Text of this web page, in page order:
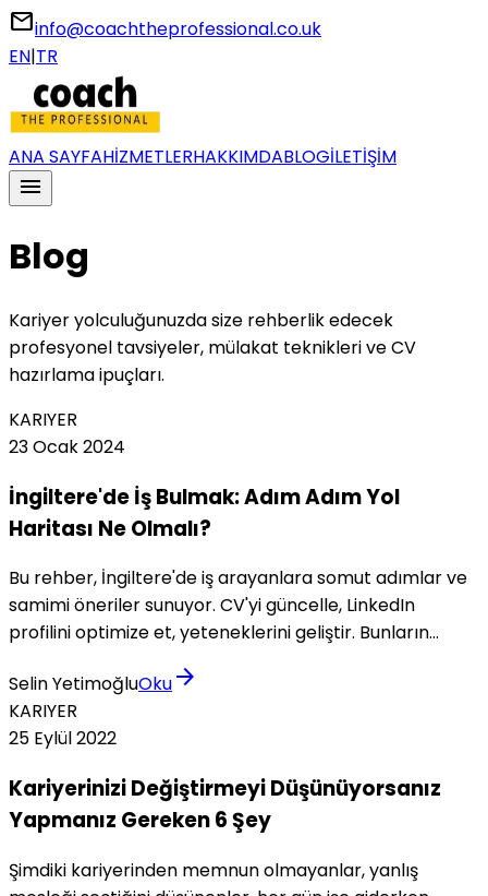
emailinfo@coachtheprofessional.co.uk
EN|TR
ANA SAYFAHİZMETLERHAKKIMDABLOGİLETİŞİM
menu
Blog
Kariyer yolculuğunuzda size rehberlik edecek
profesyonel tavsiyeler, mülakat teknikleri ve CV
hazırlama ipuçları.
KARIYER
23 Ocak 2024
İngiltere'de İş Bulmak: Adım Adım Yol
Haritası Ne Olmalı?
Bu rehber, İngiltere'de iş arayanlara somut adımlar ve
samimi öneriler sunuyor. CV'yi güncelle, LinkedIn
profilini optimize et, yeteneklerini geliştir. Bunların
önerileri not etmeyi unutma.
Selin YetimoğluOkuarrow_forward
KARIYER
25 Eylül 2022
Kariyerinizi Değiştirmeyi Düşünüyorsanız
Yapmanız Gereken 6 Şey
Şimdiki kariyerinden memnun olmayanlar, yanlış